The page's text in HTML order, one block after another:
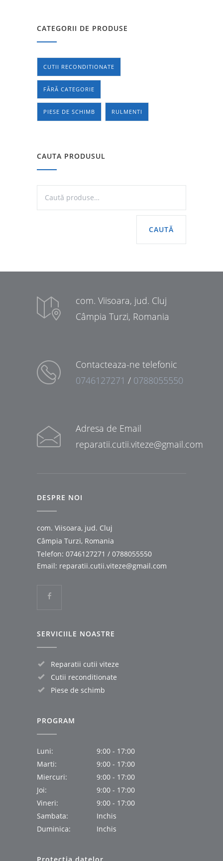
CATEGORII DE PRODUSE
CUTII RECONDITIONATE
FĂRĂ CATEGORIE
PIESE DE SCHIMB RULMENTI
CAUTA PRODUSUL
CAUTĂ
com. Viisoara, jud. Cluj
Câmpia Turzi, Romania
Contacteaza-ne telefonic
0746127271 / 0788055550
Adresa de Email
reparatii.cutii.viteze@gmail.com
DESPRE NOI
com. Viisoara, jud. Cluj
Câmpia Turzi, Romania
Telefon: 0746127271 / 0788055550
Email: reparatii.cutii.viteze@gmail.com
SERVICIILE NOASTRE
Reparatii cutii viteze
Cutii reconditionate
Piese de schimb
PROGRAM
Luni:
9:00 - 17:00
Marti:
9:00 - 17:00
Miercuri:
9:00 - 17:00
Joi:
9:00 - 17:00
Vineri:
9:00 - 17:00
Sambata:
Inchis
Duminica:
Inchis